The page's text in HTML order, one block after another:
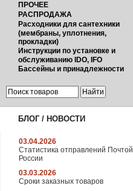
ПРОЧЕЕ
РАСПРОДАЖА
Расходники для сантехники
(мембраны, уплотнения,
прокладки)
Инструкции по установке и
обслуживанию IDO, IFO
Бассейны и принадлежности
БЛОГ / НОВОСТИ
03.04.2026
Статистика отправлений Почтой
России
03.03.2026
Сроки заказных товаров